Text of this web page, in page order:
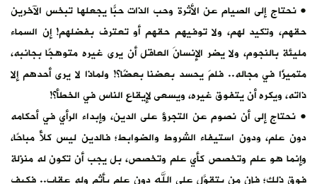
• نحتاج إلى الصيام عن الأثرة وحب الذات حبًّا يجعلها تبخس الآخرين
حقهم، وتكيد لهم، ولا توفيهم حقهم أو تعترف بفضلهم! إن السماء
مليئة بالنجوم، ولا يضر الإنسانَ العاقل أن يرى غيره متوهجًا بجانبه،
متميزًا في مجاله.. فلمَ يحسد بعضنا بعضًا؟! ولماذا لا يرى أحدهم إلا
ذاته، ويكره أن يتفوق غيره، ويسعى لإيقاع الناس في الخطأ؟!
• نحتاج إلى أن نصوم عن التجرؤ على الدين، وإبداء الرأي في أحكامه
دون علم، ودون استيفاء الشروط والضوابط؛ فالدين ليس كلأً مباحًا،
وإنما هو علم وتخصص كأي علم وتخصص، بل يجب أن تكون له منزلة